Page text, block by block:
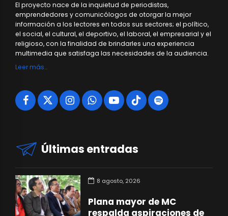
El proyecto nace de la inquietud de periodistas,
emprendedores y comunicólogos de otorgar la mejor
información a los lectores en todos sus sectores; el político,
el social, el cultural, el deportivo, el laboral, el empresarial y el
religioso, con la finalidad de brindarles una experiencia
multimedia que satisfaga las necesidades de la audiencia.
Leer más…
Últimas entradas
8 agosto, 2026
Plana mayor de MC
respalda aspiraciones de